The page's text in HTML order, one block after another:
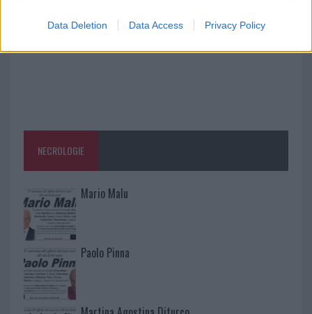
Data Deletion Data Access Privacy Policy
NECROLOGIE
Mario Malu
Paolo Pinna